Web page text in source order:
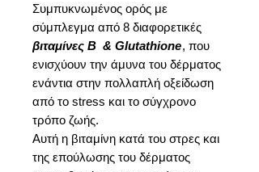
Συμπυκνωμένος ορός με
σύμπλεγμα από 8 διαφορετικές
βιταμίνες Β & Glutathione, που
ενισχύουν την άμυνα του δέρματος
ενάντια στην πολλαπλή οξείδωση
από το stress και το σύγχρονο
τρόπο ζωής.
Αυτή η βιταμίνη κατά του στρες και
της επούλωσης του δέρματος